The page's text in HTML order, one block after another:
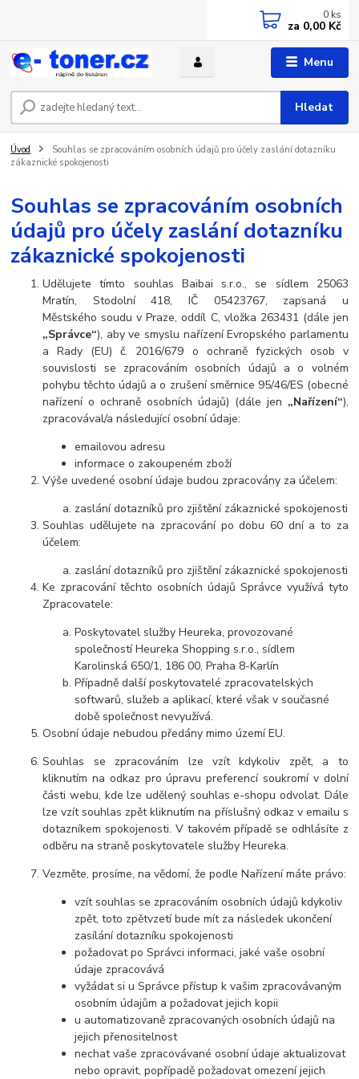
Menu
Hledat
0 ks
za 0,00 Kč
Úvod
Souhlas se zpracováním osobních údajů pro účely zaslání dotazníku
zákaznické spokojenosti
Souhlas se zpracováním osobních
údajů pro účely zaslání dotazníku
zákaznické spokojenosti
Udělujete tímto souhlas Baibai s.r.o., se sídlem 25063
Mratín, Stodolní 418, IČ 05423767, zapsaná u
Městského soudu v Praze, oddíl C, vložka 263431 (dále jen
„Správce“), aby ve smyslu nařízení Evropského parlamentu
a Rady (EU) č. 2016/679 o ochraně fyzických osob v
souvislosti se zpracováním osobních údajů a o volném
pohybu těchto údajů a o zrušení směrnice 95/46/ES (obecné
nařízení o ochraně osobních údajů) (dále jen „Nařízení“),
zpracovával/a následující osobní údaje:
emailovou adresu
informace o zakoupeném zboží
Výše uvedené osobní údaje budou zpracovány za účelem:
zaslání dotazníků pro zjištění zákaznické spokojenosti
Souhlas udělujete na zpracování podobu 60 dní a to za
účelem:
zaslání dotazníků pro zjištění zákaznické spokojenosti
Ke zpracování těchto osobních údajů Správce využívá tyto
Zpracovatele:
Poskytovatel služby Heureka, provozované
společností Heureka Shopping s.r.o., sídlem
Karolinská 650/1, 186 00, Praha 8-Karlín
Případně další poskytovatelé zpracovatelských
softwarů, služeb a aplikací, které však v současné
době společnost nevyužívá.
Osobní údaje nebudou předány mimo území EU.
Souhlas se zpracováním lze vzít kdykoliv zpět, a to
kliknutím na odkaz pro úpravu preferencí soukromí v dolní
části webu, kde lze udělený souhlas e-shopu odvolat. Dále
lze vzít souhlas zpět kliknutím na příslušný odkaz v emailu s
dotazníkem spokojenosti. V takovém případě se odhlásíte z
odběru na straně poskytovatele služby Heureka.
Vezměte, prosíme, na vědomí, že podle Nařízení máte právo:
vzít souhlas se zpracováním osobních údajů kdykoliv
zpět, toto zpětvzetí bude mít za následek ukončení
zasílání dotazníku spokojenosti
požadovat po Správci informaci, jaké vaše osobní
údaje zpracovává
vyžádat si u Správce přístup k vašim zpracovávaným
osobním údajům a požadovat jejich kopii
u automatizovaně zpracovaných osobních údajů na
jejich přenositelnost
nechat vaše zpracovávané osobní údaje aktualizovat
nebo opravit, popřípadě požadovat omezení jejich